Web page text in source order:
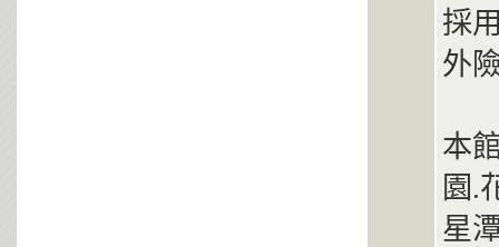
採
外
本
園.
星